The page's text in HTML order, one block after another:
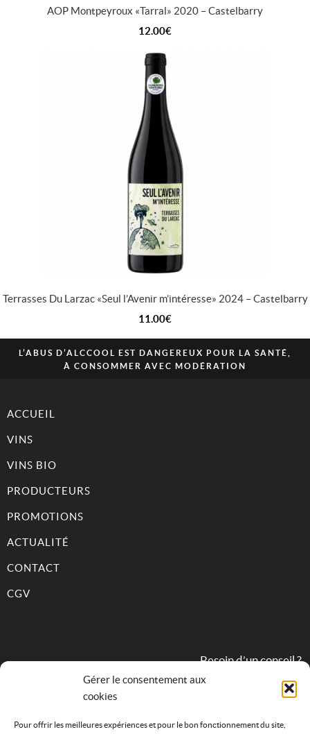
Gérer le consentement aux
cookies
Pour offrir les meilleures expériences et pour le bon fonctionnement du site,
AOP Montpeyroux « Tarral » 2020 – Castelbarry
12.00€
Terrasses Du Larzac « Seul l’Avenir m’intéresse » 2024 – Castelbarry
11.00€
L’ABUS D’ALCCOOL EST DANGEREUX POUR LA SANTÉ,
À CONSOMMER AVEC MODÉRATION
ACCUEIL
VINS
VINS BIO
PRODUCTEURS
PROMOTIONS
ACTUALITÉ
CONTACT
CGV
Besoin d’un conseil ?
09 82 31 68 83